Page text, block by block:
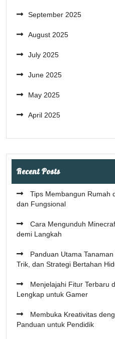
September 2025
August 2025
July 2025
June 2025
May 2025
April 2025
Recent Posts
Tips Membangun Rumah
dan Fungsional
Cara Mengunduh
demi Langkah
Panduan Utama
Trik, dan Strategi Bertahan
Menjelajahi Fitur Terbaru
Lengkap untuk Gamer
Membuka Kreativitas
Panduan untuk Pendidik